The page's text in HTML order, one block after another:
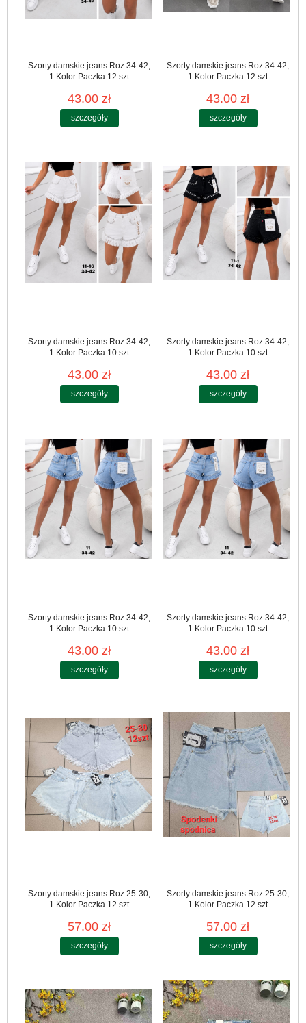
Szorty damskie jeans Roz 34-42,
1 Kolor Paczka 12 szt
43.00 zł
szczegóły
Szorty damskie jeans Roz 34-42,
1 Kolor Paczka 12 szt
43.00 zł
szczegóły
Szorty damskie jeans Roz 34-42,
1 Kolor Paczka 10 szt
43.00 zł
szczegóły
Szorty damskie jeans Roz 34-42,
1 Kolor Paczka 10 szt
43.00 zł
szczegóły
Szorty damskie jeans Roz 34-42,
1 Kolor Paczka 10 szt
43.00 zł
szczegóły
Szorty damskie jeans Roz 34-42,
1 Kolor Paczka 10 szt
43.00 zł
szczegóły
Szorty damskie jeans Roz 25-30,
1 Kolor Paczka 12 szt
57.00 zł
szczegóły
Szorty damskie jeans Roz 25-30,
1 Kolor Paczka 12 szt
57.00 zł
szczegóły